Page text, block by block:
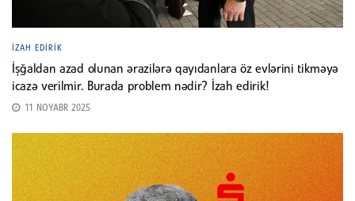
İZAH EDIRIK
İşğaldan azad olunan ərazilərə qayıdanlara öz evlərini tikməyə
icazə verilmir. Burada problem nədir? İzah edirik!
11 NOYABR 2025